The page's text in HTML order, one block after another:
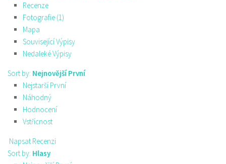
Recenze
Fotografie (1)
Mapa
Související Výpisy
Nedaleké Výpisy
Sort by: Nejnovější První
Nejstarší První
Náhodný
Hodnocení
Vstřícnost
Napsat Recenzi
Sort by: Hlasy